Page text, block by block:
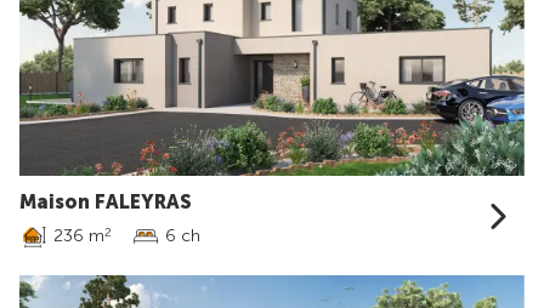
Maison FALEYRAS
236 m2 6 ch